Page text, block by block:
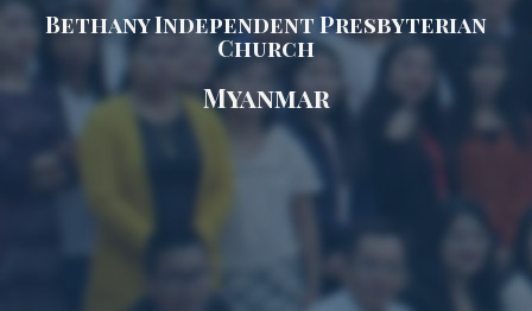
Bethany Independent Presbyterian
Church
Myanmar